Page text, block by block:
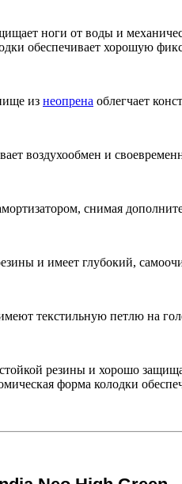
ноги от воды и
обеспечивает хорошую
из неопрена облегчает
воздухообмен и
снимая
и имеет глубокий,
текстильную петлю на
резины и хорошо
форма колодки